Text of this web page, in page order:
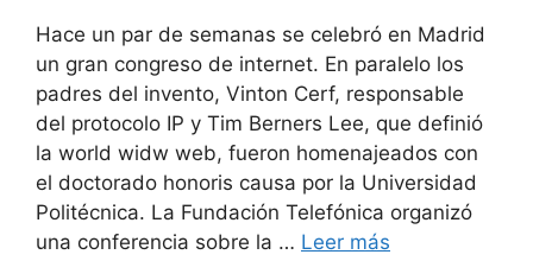
Hace un par de semanas se celebró en Madrid
un gran congreso de internet. En paralelo los
padres del invento, Vinton Cerf, responsable
del protocolo IP y Tim Berners Lee, que definió
la world widw web, fueron homenajeados con
el doctorado honoris causa por la Universidad
Politécnica. La Fundación Telefónica organizó
una conferencia sobre la … Leer más